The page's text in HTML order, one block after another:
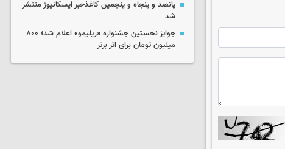
پانصد و پنجاه و پنجمین کاغذخبر ایسکانیوز منتشر
شد
جوایز نخستین جشنواره «ریلیمو» اعلام شد؛ ۸۰۰
میلیون تومان برای اثر برتر